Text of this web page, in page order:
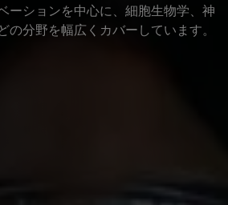
ーションを中心に、細胞生物学、神
の分野を幅広くカバーしています。